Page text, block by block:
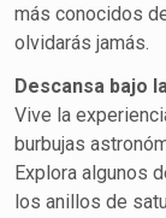
más conocidos
olvidarás jamás.
Descansa bajo
Vive la
burbujas
Explora algunos
los anillos de